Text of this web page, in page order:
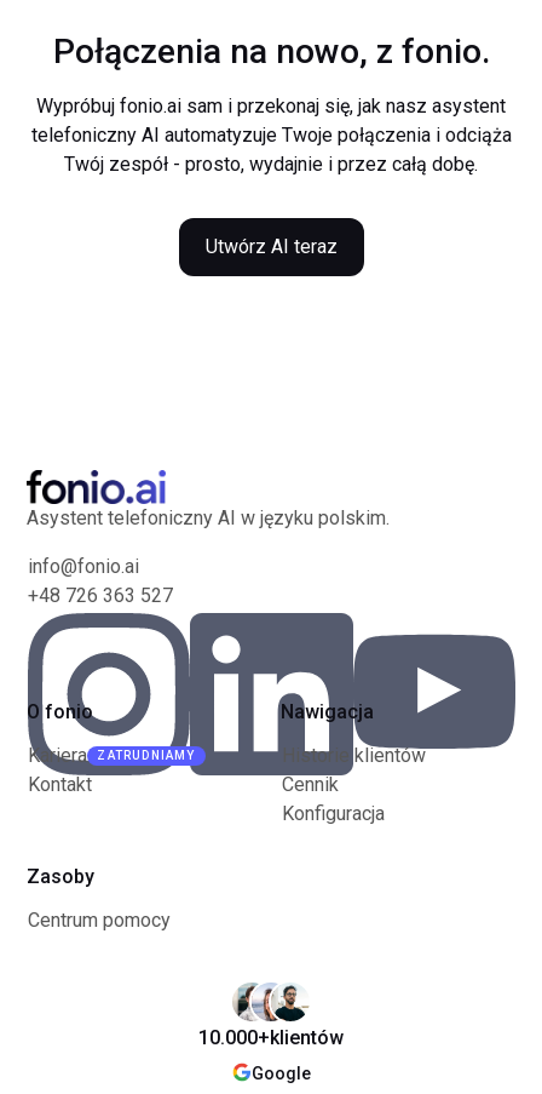
Połączenia na nowo, z fonio.
Wypróbuj fonio.ai sam i przekonaj się, jak nasz asystent
telefoniczny AI automatyzuje Twoje połączenia i odciąża
Twój zespół - prosto, wydajnie i przez całą dobę.
Utwórz AI teraz
Asystent telefoniczny AI w języku polskim.
info@fonio.ai
+48 726 363 527
Nawigacja
Historie klientów
Cennik
Konfiguracja
O fonio
Kariera
ZATRUDNIAMY
Kontakt
Zasoby
Centrum pomocy
10.000+klientów
Google